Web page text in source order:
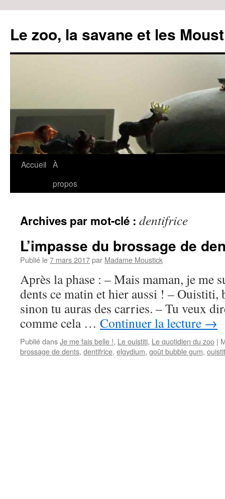
Le zoo, la savane et les
Aller
Accueil À
propos
Archives par mot-clé : dentifrice
L’impasse du brossage de
Publié le7 mars 2017par Madame Moustick
Après la phase : – Mais maman, je me
dents ce matin et hier aussi ! – Ouistiti,
sinon tu auras des carries. – Tu veux
comme cela … Continuer la lecture →
Publié dansJe me fais belle !, Le ouistiti, Le quotidien du zoo |
brossage de dents, dentifrice, elgydium, goût bubble gum,